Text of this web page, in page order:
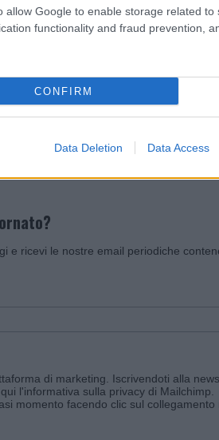
allow Google to enable storage related to
functionality and fraud prevention,
CONFIRM
Data Deletion Data Access
Prossimo articolo
Invia un Comunicato Stampa|
e ricevi le nostre email periodiche
di marketing. Iscrivendoti alla
l'informativa sulla privacy di Mailchimp
momento facendo clic sul